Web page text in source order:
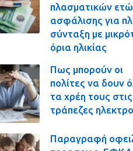
πλασματικών
ασφάλισης για
σύνταξη με
όρια ηλικίας
Πως μπορούν οι
πολίτες να δουν
τα χρέη τους στις
τράπεζες
Παραγραφή